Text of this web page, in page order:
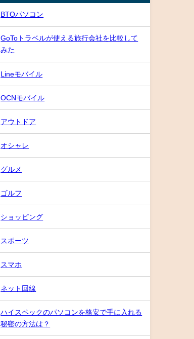
BTOパソコン
GoToトラベルが使える旅行会社を比較して
みた
Lineモバイル
OCNモバイル
アウトドア
オシャレ
グルメ
ゴルフ
ショッピング
スポーツ
スマホ
ネット回線
ハイスペックのパソコンを格安で手に入れる
秘密の方法は？